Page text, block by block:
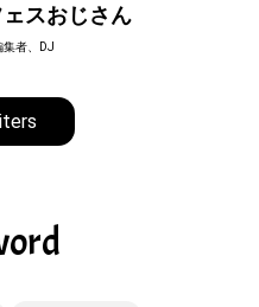
スおじさん
集者、DJ